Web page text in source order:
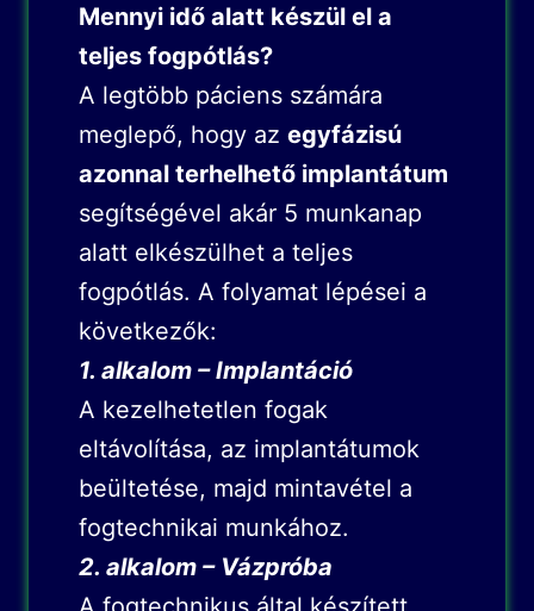
Mennyi idő alatt készül el a
teljes fogpótlás?
A legtöbb páciens számára
meglepő, hogy az egyfázisú
azonnal terhelhető implantátum
segítségével akár 5 munkanap
alatt elkészülhet a teljes
fogpótlás. A folyamat lépései a
következők:
1. alkalom – Implantáció
A kezelhetetlen fogak
eltávolítása, az implantátumok
beültetése, majd mintavétel a
fogtechnikai munkához.
2. alkalom – Vázpróba